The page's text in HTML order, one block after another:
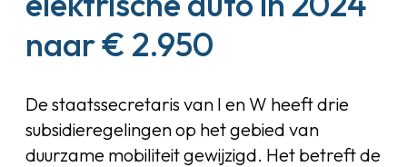
naar € 2.950
De staatssecretaris van I en W heeft drie
subsidieregelingen op het gebied van
duurzame mobiliteit gewijzigd. Het betreft de